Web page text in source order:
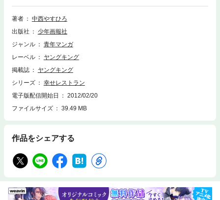
著者
中西やすひろ
出版社
少年画報社
ジャンル
青年マンガ
レーベル
ヤングキング
掲載誌
ヤングキング
シリーズ
幸せレストラン
電子版配信開始日
2012/02/20
ファイルサイズ
39.49 MB
作品をシェアする